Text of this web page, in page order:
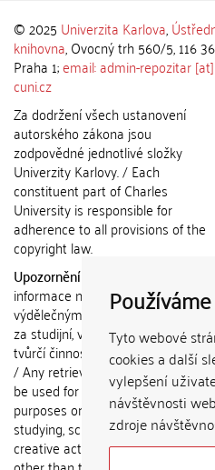
Tyto webové
cookies a další
vylepšení
návštěvnosti
zdroje
© 2025 Univerzita Karlova,
knihovna, Ovocný trh 560/5, 116 36
Praha 1;email: admin-repozitar [at]
cuni.cz
Za dodržení všech ustanovení
autorského zákona jsou
zodpovědné jednotlivé složky
Univerzity Karlovy. / Each
constituent part of Charles
University is responsible for
adherence to all provisions of the
copyright law.
Upozornění / Notice:
informace nemohou být použity k
výdělečným účelům nebo
za studijní, vědeckou nebo jinou
tvůrčí činnost jiné osoby než
/ Any retrieved information shall
be used for any commercial
purposes or claimed as results of
studying, scientific or any other
creative activities of any person